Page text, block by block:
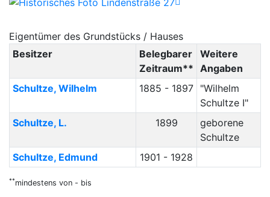
Eigentümer des Grundstücks / Hauses
Besitzer
Belegbarer
Zeitraum**
Weitere
Angaben
Schultze, Wilhelm 1885 - 1897 "Wilhelm
Schultze I"
Schultze, L. 1899
geborene
Schultze
Schultze, Edmund 1901 - 1928
**mindestens von - bis